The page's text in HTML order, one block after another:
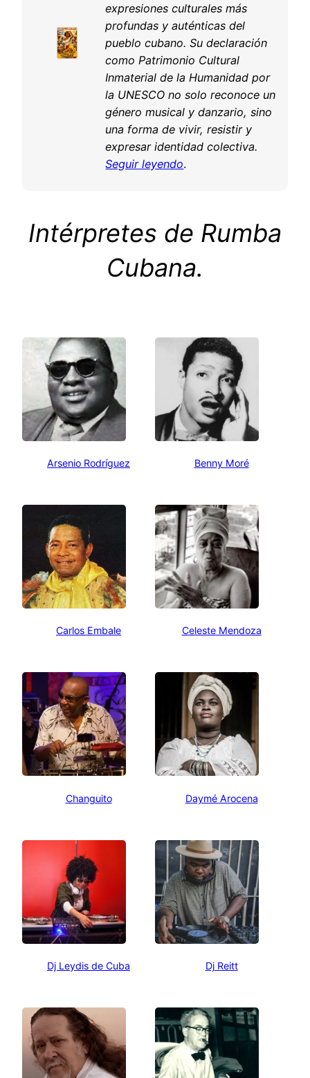
expresiones culturales más
profundas y auténticas del
pueblo cubano. Su declaración
como Patrimonio Cultural
Inmaterial de la Humanidad por
la UNESCO no solo reconoce un
género musical y danzario, sino
una forma de vivir, resistir y
expresar identidad colectiva.
Seguir leyendo.
Intérpretes de Rumba
Cubana.
Arsenio Rodríguez Benny Moré
Carlos Embale Celeste Mendoza
Changuito Daymé Arocena
Dj Leydis de Cuba Dj Reitt